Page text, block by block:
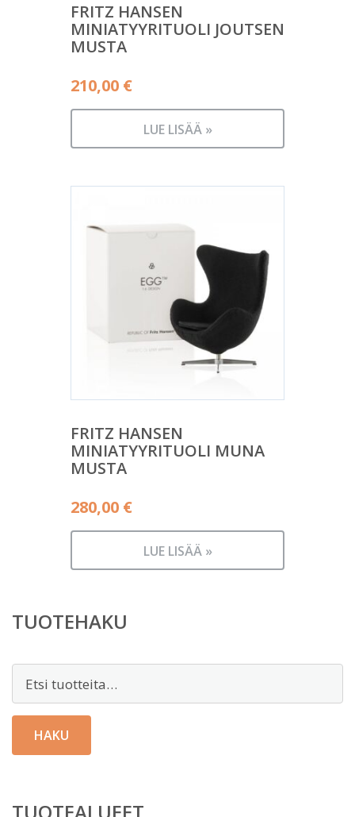
FRITZ HANSEN
MINIATYYRITUOLI JOUTSEN
MUSTA
210,00 €
LUE LISÄÄ »
FRITZ HANSEN
MINIATYYRITUOLI MUNA
MUSTA
280,00 €
LUE LISÄÄ »
TUOTEHAKU
HAKU